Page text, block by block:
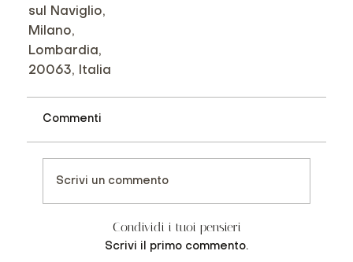
sul Naviglio,
Milano,
Lombardia,
20063, Italia
Commenti
Scrivi un commento
Condividi i tuoi pensieri
Scrivi il primo commento.